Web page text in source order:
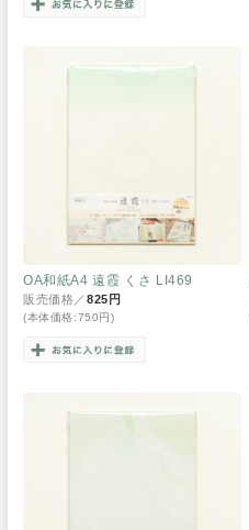
OA和紙A4 遠霞 くさ LI469
販売価格／825円
(本体価格:750円)